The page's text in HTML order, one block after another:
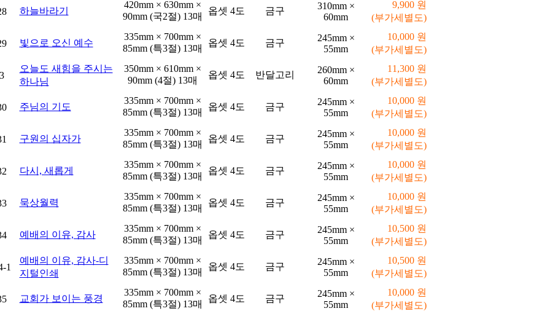
하늘바라기
420mm × 630mm ×
90mm (국2절) 13매
옵셋 4도 금구
310mm ×
60mm
9,900 원
(부가세별도)
빛으로 오신 예수
335mm × 700mm ×
85mm (특3절) 13매
옵셋 4도 금구
245mm ×
55mm
10,000 원
(부가세별도)
3
오늘도 새힘을 주시는
하나님
350mm × 610mm ×
90mm (4절) 13매
옵셋 4도 반달고리
260mm ×
60mm
11,300 원
(부가세별도)
주님의 기도
335mm × 700mm ×
85mm (특3절) 13매
옵셋 4도 금구
245mm ×
55mm
10,000 원
(부가세별도)
구원의 십자가
335mm × 700mm ×
85mm (특3절) 13매
옵셋 4도 금구
245mm ×
55mm
10,000 원
(부가세별도)
다시, 새롭게
335mm × 700mm ×
85mm (특3절) 13매
옵셋 4도 금구
245mm ×
55mm
10,000 원
(부가세별도)
묵상월력
335mm × 700mm ×
85mm (특3절) 13매
옵셋 4도 금구
245mm ×
55mm
10,000 원
(부가세별도)
예배의 이유, 감사
335mm × 700mm ×
85mm (특3절) 13매
옵셋 4도 금구
245mm ×
55mm
10,500 원
(부가세별도)
1
예배의 이유, 감사-디
지털인쇄
335mm × 700mm ×
85mm (특3절) 13매
옵셋 4도 금구
245mm ×
55mm
10,500 원
(부가세별도)
교회가 보이는 풍경
335mm × 700mm ×
85mm (특3절) 13매
옵셋 4도 금구
245mm ×
55mm
10,000 원
(부가세별도)